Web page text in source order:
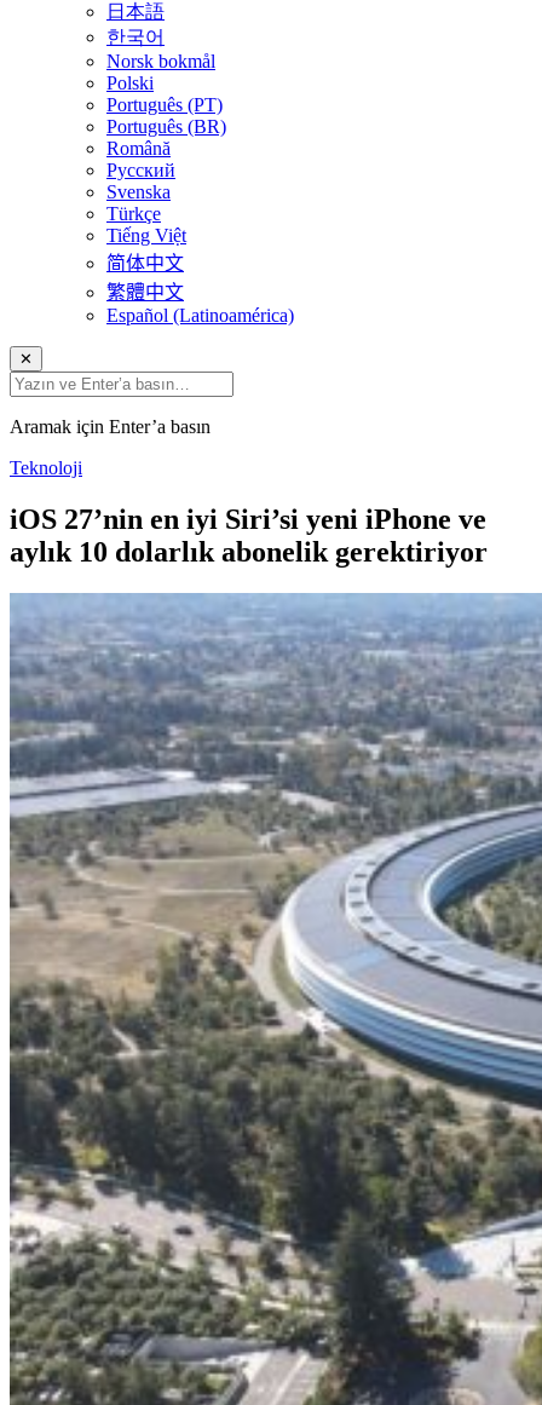
日本語
한국어
Norsk bokmål
Polski
Português (PT)
Português (BR)
Română
Русский
Svenska
Türkçe
Tiếng Việt
简体中文
繁體中文
Español (Latinoamérica)
✕
Aramak için Enter’a basın
Teknoloji
iOS 27’nin en iyi Siri’si yeni iPhone ve
aylık 10 dolarlık abonelik gerektiriyor